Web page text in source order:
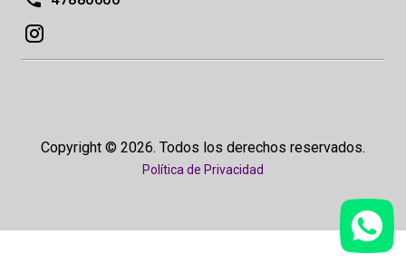
Copyright © 2026. Todos los derechos reservados.
Política de Privacidad